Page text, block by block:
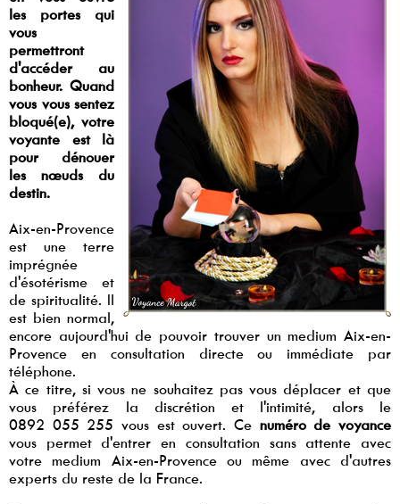
les portes qui
vous
permettront
d'accéder au
bonheur. Quand
vous vous sentez
bloqué(e), votre
voyante est là
pour dénouer
les nœuds du
destin.
Aix-en-Provence
est une terre
imprégnée
d'ésotérisme et
de spiritualité. Il
est bien normal,
encore aujourd'hui de pouvoir trouver un medium Aix-en-
Provence en consultation directe ou immédiate par
téléphone.
À ce titre, si vous ne souhaitez pas vous déplacer et que
vous préférez la discrétion et l'intimité, alors le
0892 055 255 vous est ouvert. Ce numéro de voyance
vous permet d'entrer en consultation sans attente avec
votre medium Aix-en-Provence ou même avec d'autres
experts du reste de la France.